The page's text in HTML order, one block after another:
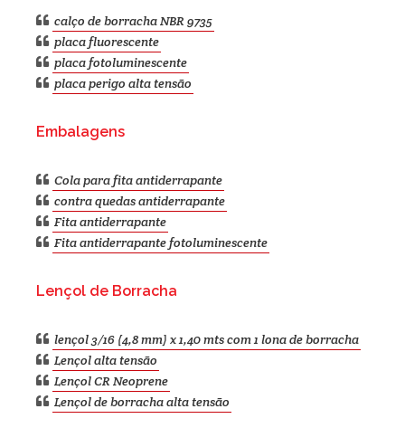
calço de borracha NBR 9735
placa fluorescente
placa fotoluminescente
placa perigo alta tensão
Embalagens
Cola para fita antiderrapante
contra quedas antiderrapante
Fita antiderrapante
Fita antiderrapante fotoluminescente
Lençol de Borracha
lençol 3/16 (4,8 mm) x 1,40 mts com 1 lona de borracha
Lençol alta tensão
Lençol CR Neoprene
Lençol de borracha alta tensão